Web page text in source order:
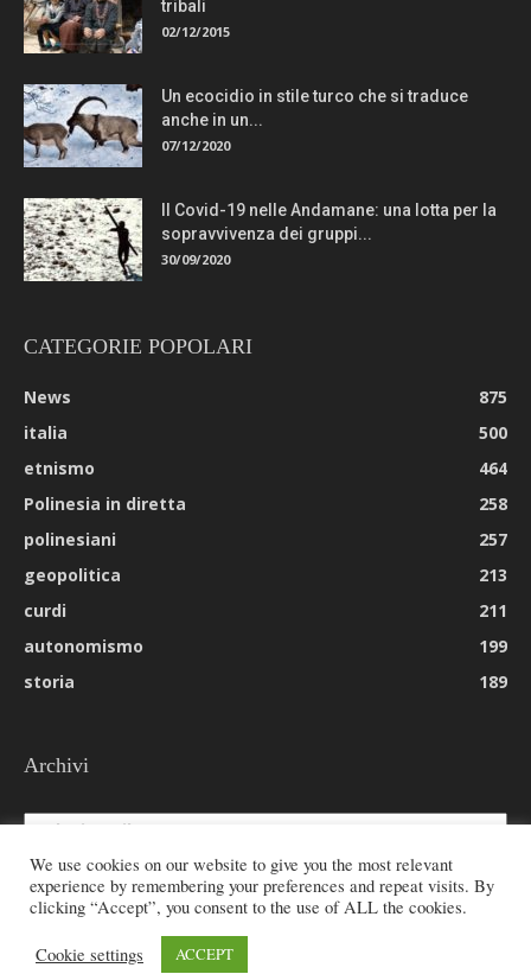
tribali
02/12/2015
Un ecocidio in stile turco che si traduce
anche in un...
07/12/2020
Il Covid-19 nelle Andamane: una lotta per la
sopravvivenza dei gruppi...
30/09/2020
CATEGORIE POPOLARI
News
875
italia
500
etnismo
464
Polinesia in diretta
258
polinesiani
257
geopolitica
213
curdi
211
autonomismo
199
storia
189
Archivi
Archivi
© 2026 All rights reserved - Etnie -
We use cookies on our website to give you the most relevant
experience by remembering your preferences and repeat visits. By
clicking “Accept”, you consent to the use of ALL the cookies.
Cookie settings ACCEPT